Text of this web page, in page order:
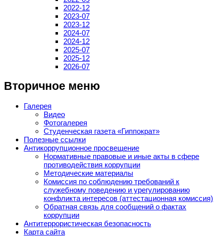
2022-12
2023-07
2023-12
2024-07
2024-12
2025-07
2025-12
2026-07
Вторичное меню
Галерея
Видео
Фотогалерея
Студенческая газета «Гиппократ»
Полезные ссылки
Антикоррупционное просвещение
Нормативные правовые и иные акты в сфере
противодействия коррупции
Методические материалы
Комиссия по соблюдению требований к
служебному поведению и урегулированию
конфликта интересов (аттестационная комиссия)
Обратная связь для сообщений о фактах
коррупции
Антитеррористическая безопасность
Карта сайта